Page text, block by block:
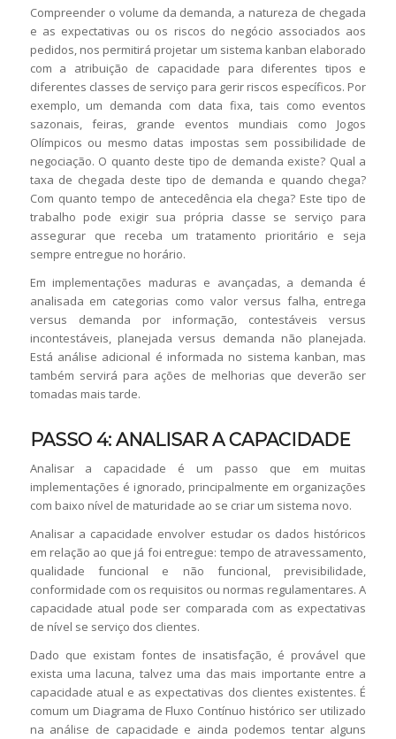
Compreender o volume da demanda, a natureza de chegada
e as expectativas ou os riscos do negócio associados aos
pedidos, nos permitirá projetar um sistema kanban elaborado
com a atribuição de capacidade para diferentes tipos e
diferentes classes de serviço para gerir riscos específicos. Por
exemplo, um demanda com data fixa, tais como eventos
sazonais, feiras, grande eventos mundiais como Jogos
Olímpicos ou mesmo datas impostas sem possibilidade de
negociação. O quanto deste tipo de demanda existe? Qual a
taxa de chegada deste tipo de demanda e quando chega?
Com quanto tempo de antecedência ela chega? Este tipo de
trabalho pode exigir sua própria classe se serviço para
assegurar que receba um tratamento prioritário e seja
sempre entregue no horário.
Em implementações maduras e avançadas, a demanda é
analisada em categorias como valor versus falha, entrega
versus demanda por informação, contestáveis versus
incontestáveis, planejada versus demanda não planejada.
Está análise adicional é informada no sistema kanban, mas
também servirá para ações de melhorias que deverão ser
tomadas mais tarde.
PASSO 4: ANALISAR A CAPACIDADE
Analisar a capacidade é um passo que em muitas
implementações é ignorado, principalmente em organizações
com baixo nível de maturidade ao se criar um sistema novo.
Analisar a capacidade envolver estudar os dados históricos
em relação ao que já foi entregue: tempo de atravessamento,
qualidade funcional e não funcional, previsibilidade,
conformidade com os requisitos ou normas regulamentares. A
capacidade atual pode ser comparada com as expectativas
de nível se serviço dos clientes.
Dado que existam fontes de insatisfação, é provável que
exista uma lacuna, talvez uma das mais importante entre a
capacidade atual e as expectativas dos clientes existentes. É
comum um Diagrama de Fluxo Contínuo histórico ser utilizado
na análise de capacidade e ainda podemos tentar alguns